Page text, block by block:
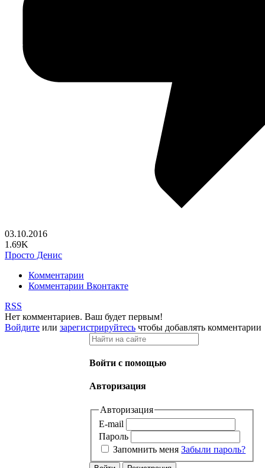
03.10.2016
1.69K
Просто Денис
Комментарии
Комментарии Вконтакте
RSS
Нет комментариев. Ваш будет первым!
Войдите или зарегистрируйтесь чтобы добавлять комментарии
Войти с помощью
Авторизация
Авторизация
E-mail
Пароль
Запомнить меня Забыли пароль?